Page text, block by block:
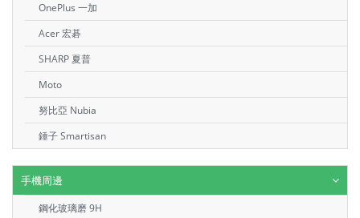
OnePlus 一加
Acer 宏碁
SHARP 夏普
Moto
努比亞 Nubia
錘子 Smartisan
手機周邊
鋼化玻璃磨 9H